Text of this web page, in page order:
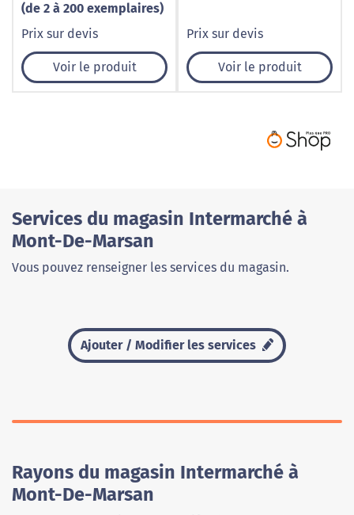
(de 2 à 200 exemplaires)
Prix sur devis
Voir le produit
Prix sur devis
Voir le produit
Services du magasin Intermarché à
Mont-De-Marsan
Vous pouvez renseigner les services du magasin.
Ajouter / Modifier les services
Rayons du magasin Intermarché à
Mont-De-Marsan